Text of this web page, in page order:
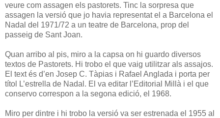
veure com assagen els pastorets. Tinc la sorpresa que
assagen la versió que jo havia representat el a Barcelona el
Nadal del 1971/72 a un teatre de Barcelona, prop del
passeig de Sant Joan.
Quan arribo al pis, miro a la capsa on hi guardo diversos
textos de Pastorets. Hi trobo el que vaig utilitzar als assajos.
El text és d’en Josep C. Tàpias i Rafael Anglada i porta per
títol L’estrella de Nadal. El va editar l’Editorial Millà i el que
conservo correspon a la segona edició, el 1968.
Miro per dintre i hi trobo la versió va ser estrenada el 1955 al